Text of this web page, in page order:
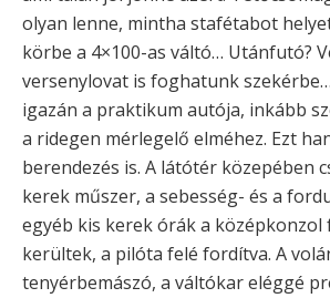
olyan lenne, mintha stafétabot
körbe a 4×100-as váltó… Utánfutó?
versenylovat is foghatunk
igazán a praktikum autója, inkább
a ridegen mérlegelő elméhez. Ezt
berendezés is. A látótér közepében
kerek műszer, a sebesség- és a
egyéb kis kerek órák a középkonzol
kerültek, a pilóta felé fordítva. A
tenyérbemászó, a váltókar eléggé